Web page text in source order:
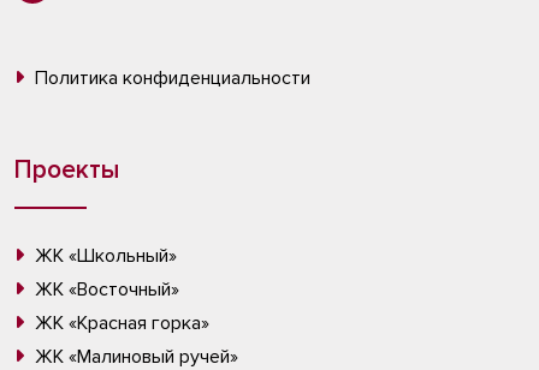
Политика конфиденциальности
Проекты
ЖК «Школьный»
ЖК «Восточный»
ЖК «Красная горка»
ЖК «Малиновый ручей»